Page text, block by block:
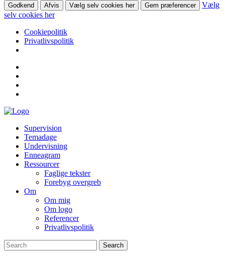
Godkend Afvis Vælg selv cookies her Gem præferencer
Vælg
selv cookies her
Cookiepolitik
Privatlivspolitik
Supervision
Temadage
Undervisning
Enneagram
Ressourcer
Faglige tekster
Forebyg overgreb
Om
Om mig
Om logo
Referencer
Privatlivspolitik